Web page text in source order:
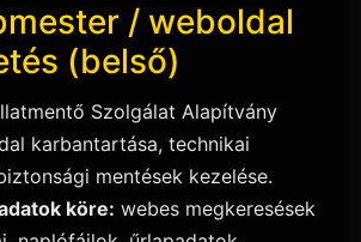
/ weboldal
(belső)
Szolgálat Alapítvány
karbantartása, technikai
mentések kezelése.
köre: webes megkeresések